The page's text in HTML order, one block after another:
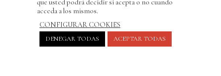
absoluto, cuya derrota se supone
ausentes en las filas del bien. La única
concesión a este respecto es la figura de
que usted podrá decidir si acepta o no cuando
acceda a los mismos.
CONFIGURAR COOKIES
DENEGAR TODAS ACEPTAR TODAS